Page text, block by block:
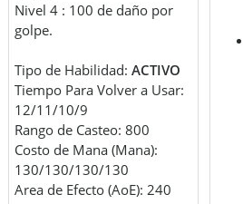
Nivel 4 : 100 de daño por
golpe.
Tipo de Habilidad: ACTIVO
Tiempo Para Volver a Usar:
12/11/10/9
Rango de Casteo: 800
Costo de Mana (Mana):
130/130/130/130
Area de Efecto (AoE): 240